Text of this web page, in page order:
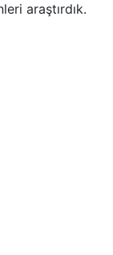
araştırdık.